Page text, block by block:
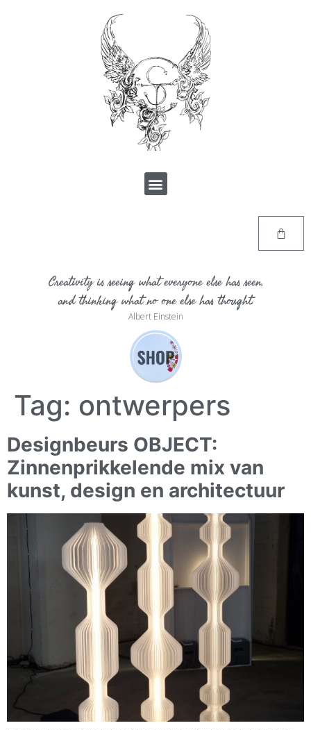
Creativity is seeing what everyone else has seen,
and thinking what no one else has thought.
Albert Einstein
Tag: ontwerpers
Designbeurs OBJECT:
Zinnenprikkelende mix van
kunst, design en architectuur